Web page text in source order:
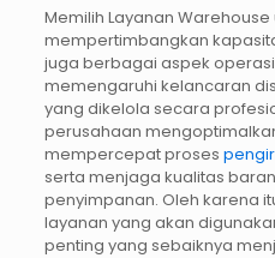
Memilih Layanan
mempertimbangkan
juga berbagai aspek
memengaruhi kelancaran
yang dikelola secara
perusahaan
mempercepat proses
serta menjaga kualitas
penyimpanan. Oleh karena
layanan yang akan
penting yang sebaiknya